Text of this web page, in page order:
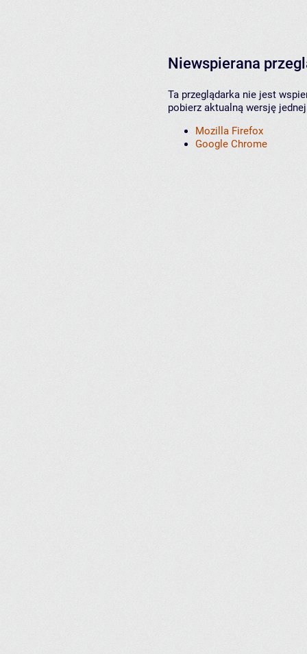
Niewspierana
Ta przeglądarka nie jest
pobierz aktualną wersję
Mozilla Firefox
Google Chrome